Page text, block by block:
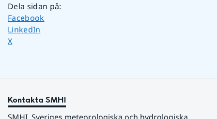
Dela sidan på:
Dela sidan på
Facebook
Dela sidan på
LinkedIn
Dela sidan på
X
Kontakta SMHI
SMHI, Sveriges meteorologiska och hydrologiska